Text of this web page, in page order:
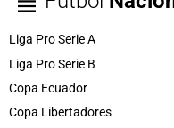
Liga Pro Serie A
Liga Pro Serie B
Copa Ecuador
Copa Libertadores